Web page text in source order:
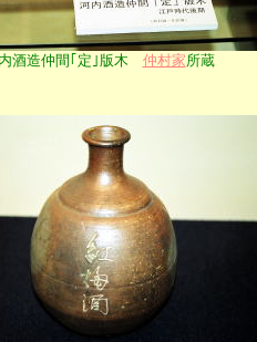
酒造仲間｢定｣版木 仲村家所蔵